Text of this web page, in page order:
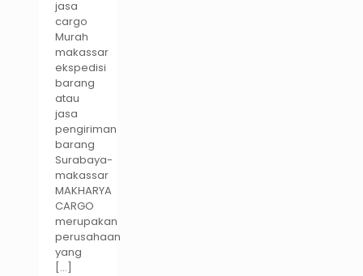
jasa
cargo
Murah
makassar
ekspedisi
barang
atau
jasa
pengiriman
barang
Surabaya-
makassar
MAKHARYA
CARGO
merupakan
perusahaan
yang
[…]